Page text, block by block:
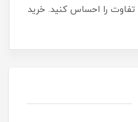
را احساس کنید. خرید